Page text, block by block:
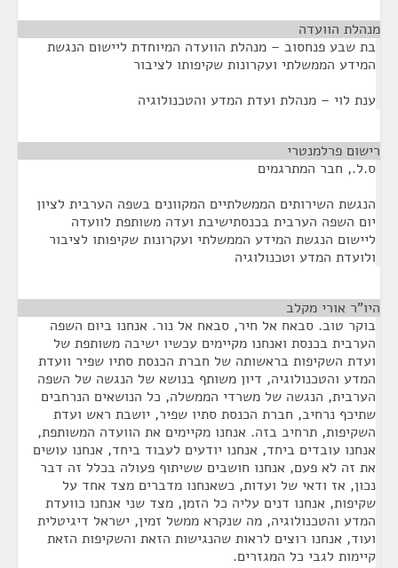
מנהלת הוועדה
בת שבע פנחסוב – מנהלת הוועדה המיוחדת ליישום הנגשת
המידע הממשלתי ועקרונות שקיפותו לציבור
ענת לוי – מנהלת ועדת המדע והטכנולוגיה
רישום פרלמנטרי
ס.ל., חבר המתרגמים
הנגשת השירותים הממשלתיים המקוונים בשפה הערבית לציון
יום השפה הערבית בכנסתישיבת ועדה משותפת לוועדה
ליישום הנגשת המידע הממשלתי ועקרונות שקיפותו לציבור
ולועדת המדע וטכנולוגיה
היו"ר אורי מקלב
בוקר טוב. סבאח אל חיר, סבאח אל נור. אנחנו ביום השפה
הערבית בכנסת ואנחנו מקיימים עכשיו ישיבה משותפת של
ועדת השקיפות בראשותה של חברת הכנסת סתיו שפיר וועדת
המדע והטכנולוגיה, דיון משותף בנושא של הנגשה של השפה
הערבית, הנגשה של משרדי הממשלה, כל הנושאים הנרחבים
שתיכף נרחיב, חברת הכנסת סתיו שפיר, יושבת ראש ועדת
השקיפות, תרחיב בזה. אנחנו מקיימים את הוועדה המשותפת,
אנחנו עובדים ביחד, אנחנו יודעים לעבוד ביחד, אנחנו עושים
את זה לא פעם, אנחנו חושבים ששיתוף פעולה בכלל זה דבר
נכון, אז ודאי של ועדות, כשאנחנו מדברים מצד אחד על
שקיפות, אנחנו דנים עליה כל הזמן, מצד שני אנחנו כוועדת
המדע והטכנולוגיה, מה שנקרא ממשל זמין, ישראל דיגיטלית
ועוד, אנחנו רוצים לראות שהנגישות הזאת והשקיפות הזאת
קיימות לגבי כל המגזרים.